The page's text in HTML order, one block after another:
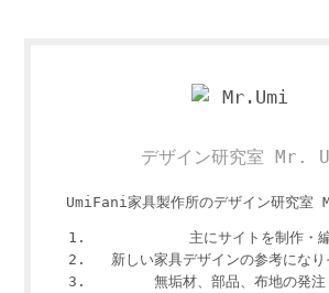
デザイン研究室 Mr.
UmiFani家具製作所のデザイン研究室
主にサイトを制作・
新しい家具デザインの参考にな
無垢材、部品、布地の発注